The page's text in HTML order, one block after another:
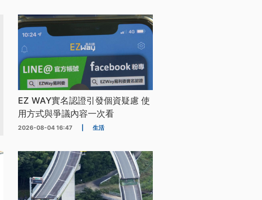
EZ WAY實名認證引發個資疑慮 使
用方式與爭議內容一次看
2026-08-04 16:47 生活